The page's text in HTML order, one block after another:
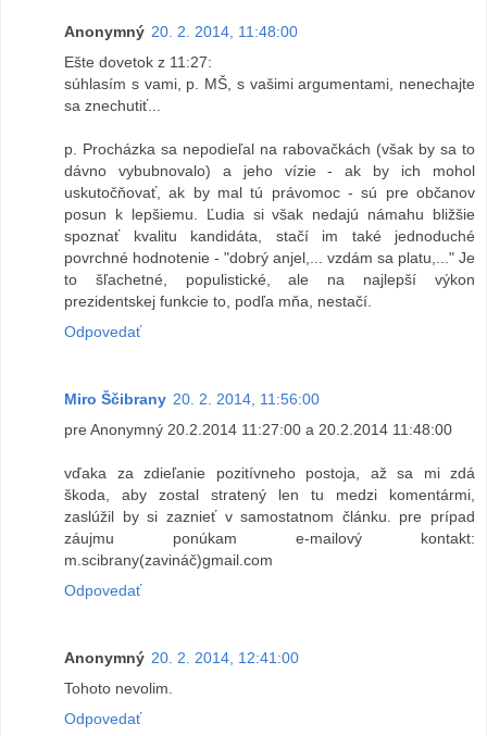
Anonymný 20. 2. 2014, 11:48:00
Ešte dovetok z 11:27:
súhlasím s vami, p. MŠ, s vašimi argumentami, nenechajte
sa znechutiť...
p. Procházka sa nepodieľal na rabovačkách (však by sa to
dávno vybubnovalo) a jeho vízie - ak by ich mohol
uskutočňovať, ak by mal tú právomoc - sú pre občanov
posun k lepšiemu. Ľudia si však nedajú námahu bližšie
spoznať kvalitu kandidáta, stačí im také jednoduché
povrchné hodnotenie - "dobrý anjel,... vzdám sa platu,..." Je
to šľachetné, populistické, ale na najlepší výkon
prezidentskej funkcie to, podľa mňa, nestačí.
Odpovedať
Miro Ščibrany 20. 2. 2014, 11:56:00
pre Anonymný 20.2.2014 11:27:00 a 20.2.2014 11:48:00
vďaka za zdieľanie pozitívneho postoja, až sa mi zdá
škoda, aby zostal stratený len tu medzi komentármi,
zaslúžil by si zaznieť v samostatnom článku. pre prípad
záujmu ponúkam e-mailový kontakt:
m.scibrany(zavináč)gmail.com
Odpovedať
Anonymný 20. 2. 2014, 12:41:00
Tohoto nevolim.
Odpovedať